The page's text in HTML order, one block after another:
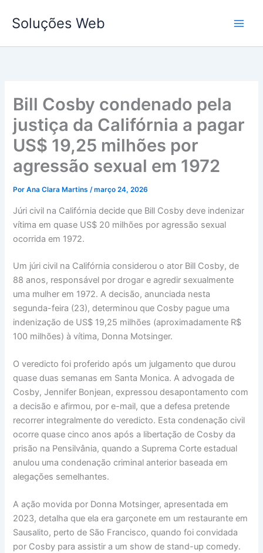
para
conteúdo
Soluções Web
Bill Cosby condenado pela
justiça da Califórnia a pagar
US$ 19,25 milhões por
agressão sexual em 1972
PorAna Clara Martins/março 24, 2026
Júri civil na Califórnia decide que Bill Cosby deve indenizar
vítima em quase US$ 20 milhões por agressão sexual
ocorrida em 1972.
Um júri civil na Califórnia considerou o ator Bill Cosby, de
88 anos, responsável por drogar e agredir sexualmente
uma mulher em 1972. A decisão, anunciada nesta
segunda-feira (23), determinou que Cosby pague uma
indenização de US$ 19,25 milhões (aproximadamente R$
100 milhões) à vítima, Donna Motsinger.
O veredicto foi proferido após um julgamento que durou
quase duas semanas em Santa Monica. A advogada de
Cosby, Jennifer Bonjean, expressou desapontamento com
a decisão e afirmou, por e-mail, que a defesa pretende
recorrer integralmente do veredicto. Esta condenação civil
ocorre quase cinco anos após a libertação de Cosby da
prisão na Pensilvânia, quando a Suprema Corte estadual
anulou uma condenação criminal anterior baseada em
alegações semelhantes.
A ação movida por Donna Motsinger, apresentada em
2023, detalha que ela era garçonete em um restaurante em
Sausalito, perto de São Francisco, quando foi convidada
por Cosby para assistir a um show de stand-up comedy.